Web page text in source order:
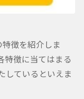
徴を紹介しま
特徴に当てはまる
しているといえま